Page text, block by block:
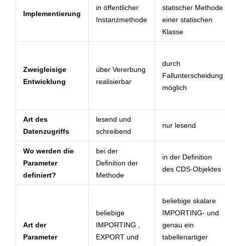
Implementierung
in öffentlicher
Instanzmethode
statischer Methode
einer statischen
Klasse
Zweigleisige
Entwicklung
über Vererbung
realisierbar
durch
Fallunterscheidung
möglich
Art des
Datenzugriffs
lesend und
schreibend
nur lesend
Wo werden die
Parameter
definiert?
bei der
Definition der
Methode
in der Definition
des CDS-Objektes
Art der
Parameter
beliebige
IMPORTING ,
EXPORT und
beliebige skalare
IMPORTING- und
genau ein
tabellenartiger